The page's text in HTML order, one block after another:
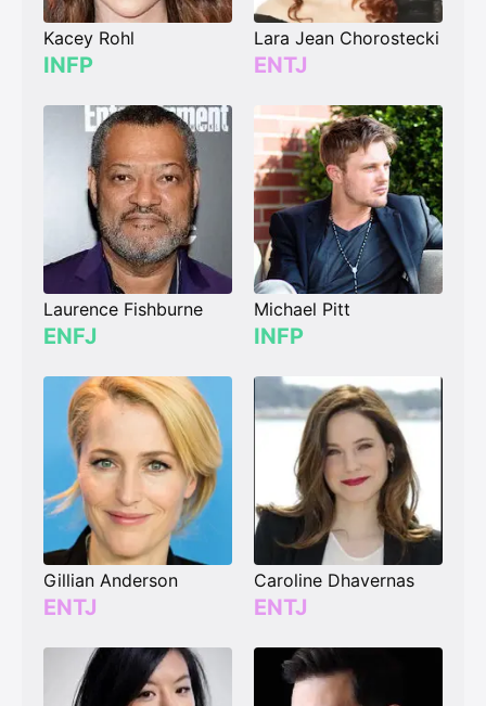
Kacey Rohl
INFP
Lara Jean Chorostecki
ENTJ
Laurence Fishburne
ENFJ
Michael Pitt
INFP
Gillian Anderson
ENTJ
Caroline Dhavernas
ENTJ